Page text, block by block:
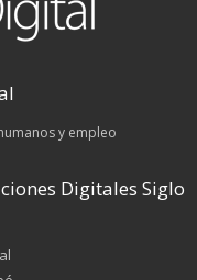
y empleo
Digitales Siglo